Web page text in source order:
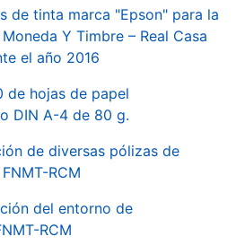
de tinta marca "Epson" para la
Y Timbre – Real Casa
el año 2016
de hojas de papel
DIN A-4 de 80 g.
de diversas pólizas de
RCM
del entorno de
RCM